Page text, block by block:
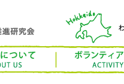
ボラベーション研